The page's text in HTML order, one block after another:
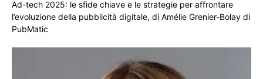
Ad-tech 2025: le sfide chiave e le strategie per affrontare
l’evoluzione della pubblicità digitale, di Amélie Grenier-Bolay di
PubMatic